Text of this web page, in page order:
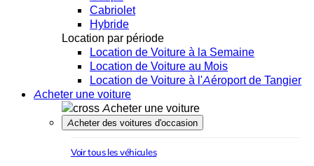
Cabriolet
Hybride
Location par période
Location de Voiture à la Semaine
Location de Voiture au Mois
Location de Voiture à l'Aéroport de Tangier
Acheter une voiture
Acheter une voiture
Acheter des voitures d'occasion
Voir tous les véhicules